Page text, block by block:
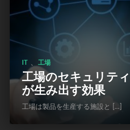
IT 工場
工場のセキュリテ
が生み出す効果
工場は製品を生産する施設と […]